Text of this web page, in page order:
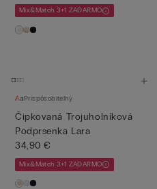
Mix&Match 3+1 ZADARMO
Prispôsobiteľný
Čipkovaná Trojuholníková
Podprsenka Lara
34,90 €
Mix&Match 3+1 ZADARMO